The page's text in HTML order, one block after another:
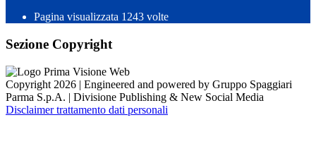
Pagina visualizzata 1243 volte
Sezione Copyright
Copyright 2026 | Engineered and powered by Gruppo Spaggiari
Parma S.p.A. | Divisione Publishing & New Social Media
Disclaimer trattamento dati personali